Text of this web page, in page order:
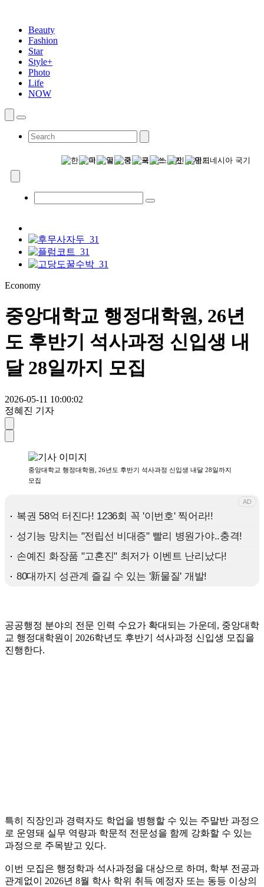
Beauty
Fashion
Star
Style+
Photo
Life
NOW
Economy
중앙대학교 행정대학원, 26년
도 후반기 석사과정 신입생 내
달 28일까지 모집
2026-05-11 10:00:02
정혜진 기자
중앙대학교 행정대학원, 26년도 후반기 석사과정 신입생 내달 28일까지
모집
공공행정 분야의 전문 인력 수요가 확대되는 가운데, 중앙대학
교 행정대학원이 2026학년도 후반기 석사과정 신입생 모집을
진행한다.
특히 직장인과 경력자도 학업을 병행할 수 있는 주말반 과정으
로 운영돼 실무 역량과 학문적 전문성을 함께 강화할 수 있는
과정으로 주목받고 있다.
이번 모집은 행정학과 석사과정을 대상으로 하며, 학부 전공과
관계없이 2026년 8월 학사 학위 취득 예정자 또는 동등 이상의